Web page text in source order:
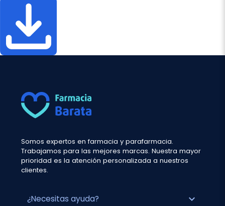
Somos expertos en farmacia y parafarmacia.
Trabajamos para las mejores marcas. Nuestra mayor
prioridad es la atención personalizada a nuestros
clientes.
¿Necesitas ayuda? expand_more